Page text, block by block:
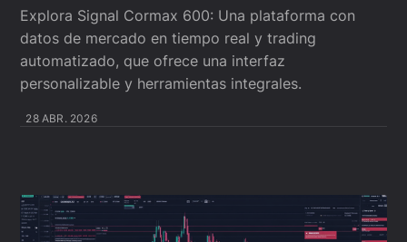
Explora Signal Cormax 600: Una plataforma con
datos de mercado en tiempo real y trading
automatizado, que ofrece una interfaz
personalizable y herramientas integrales.
28 ABR. 2026